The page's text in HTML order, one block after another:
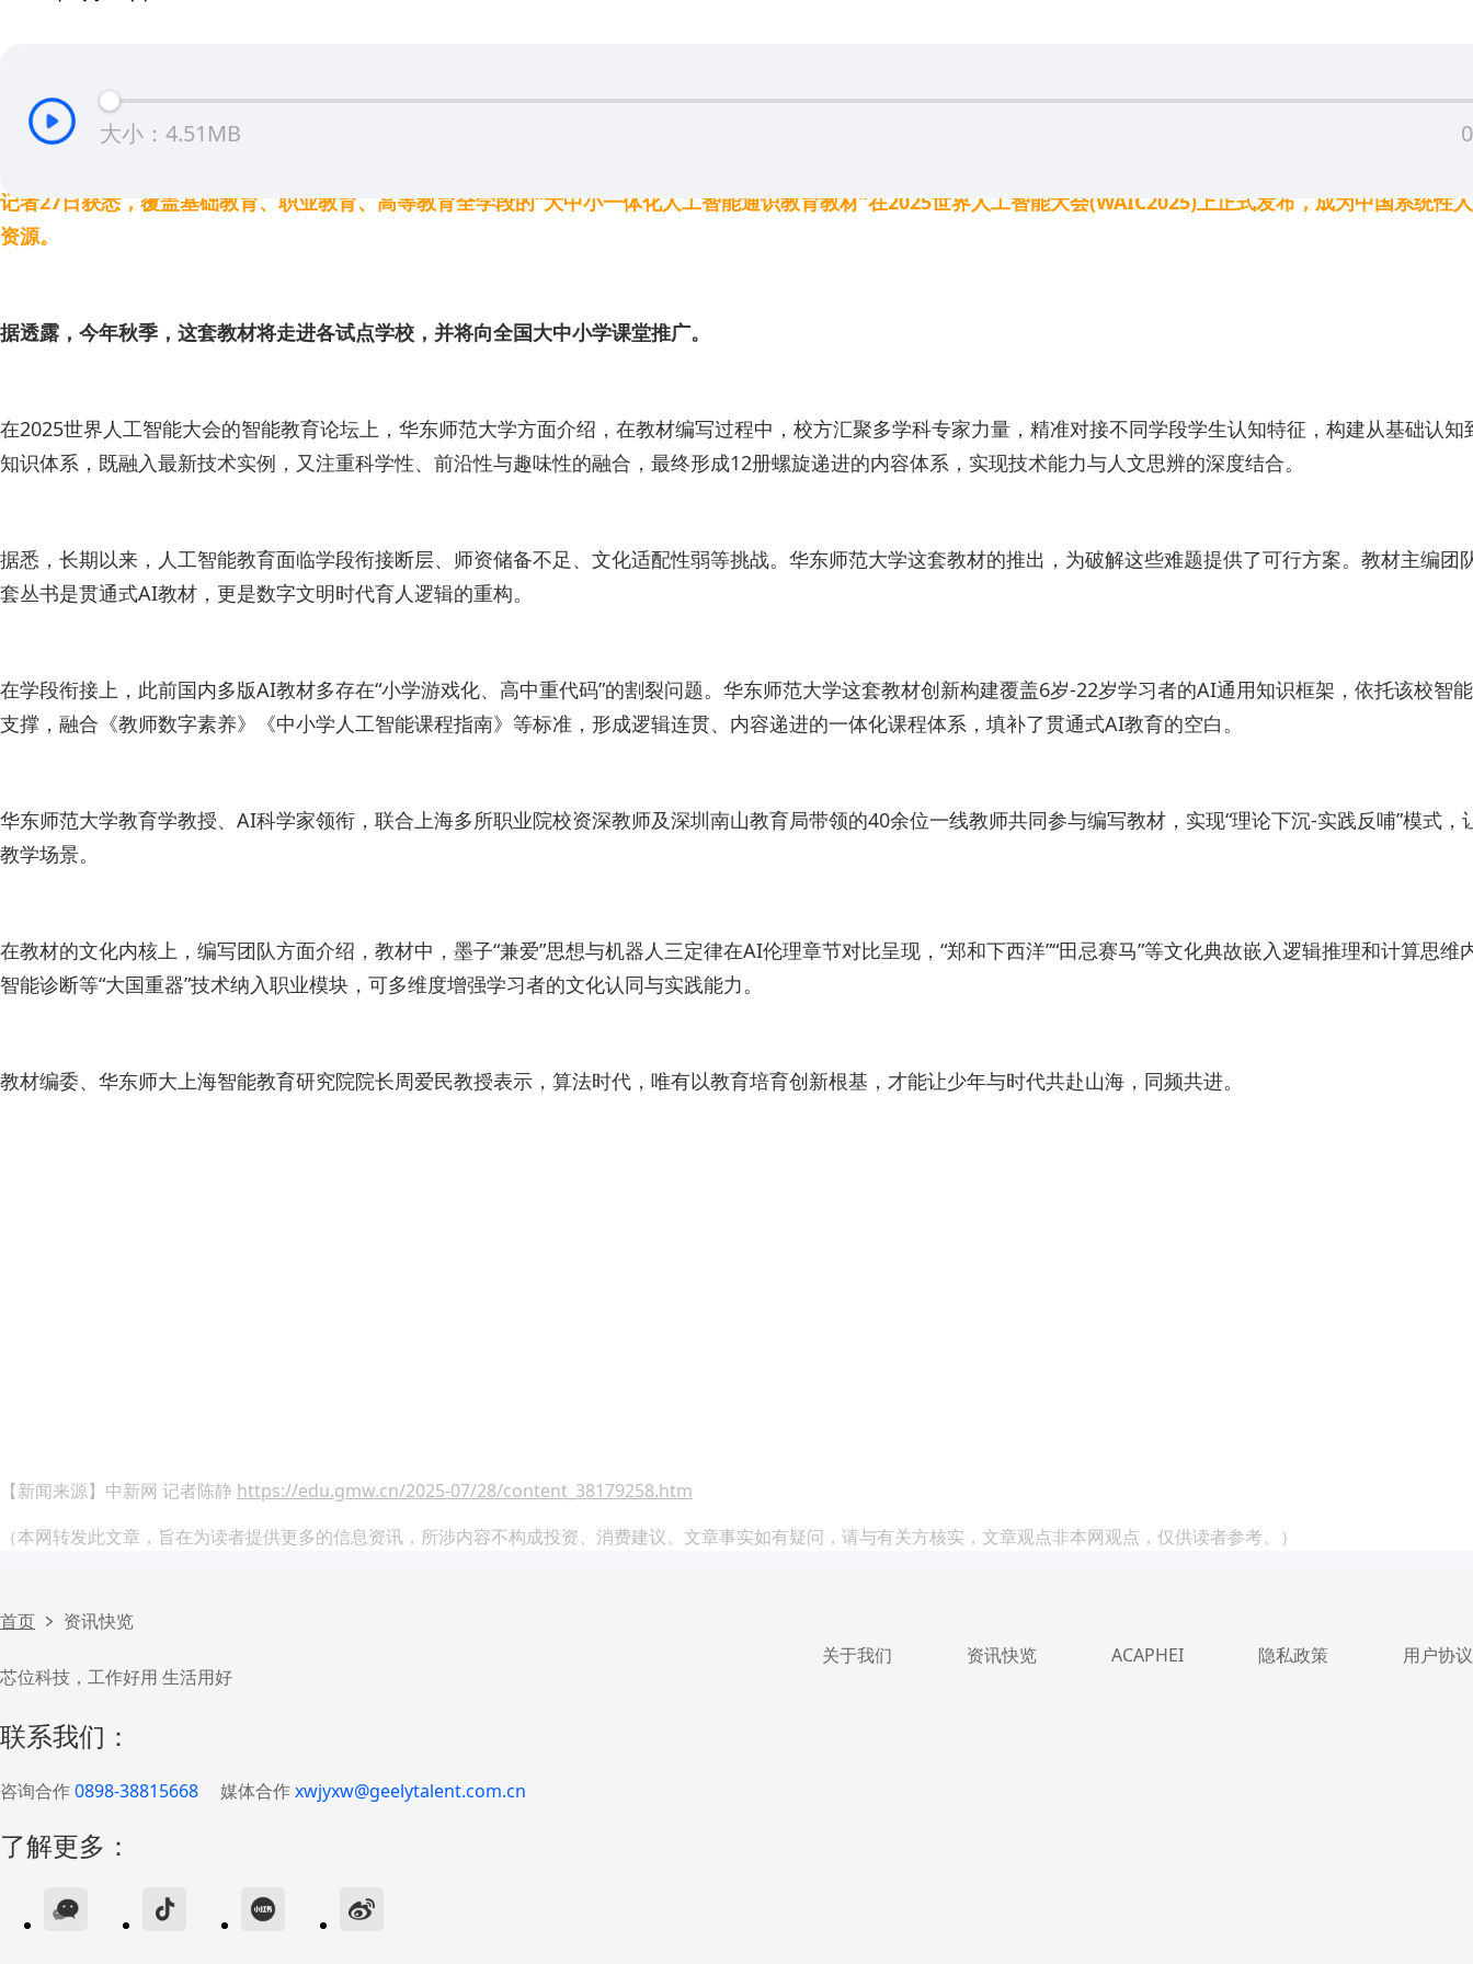
大小：4.51MB
记者27日获悉，覆盖基础教育、职业教育、高等教育全学段的“大中小一体化人工智能通识教育教材”在2025世界人工智能大会(WAIC2025)上正式发布，成为中国系统性
资源。
据透露，今年秋季，这套教材将走进各试点学校，并将向全国大中小学课堂推广。
在2025世界人工智能大会的智能教育论坛上，华东师范大学方面介绍，在教材编写过程中，校方汇聚多学科专家力量，精准对接不同学段学生认知特征，构建从基础认知
知识体系，既融入最新技术实例，又注重科学性、前沿性与趣味性的融合，最终形成12册螺旋递进的内容体系，实现技术能力与人文思辨的深度结合。
据悉，长期以来，人工智能教育面临学段衔接断层、师资储备不足、文化适配性弱等挑战。华东师范大学这套教材的推出，为破解这些难题提供了可行方案。教材主编团
套丛书是贯通式AI教材，更是数字文明时代育人逻辑的重构。
在学段衔接上，此前国内多版AI教材多存在“小学游戏化、高中重代码”的割裂问题。华东师范大学这套教材创新构建覆盖6岁-22岁学习者的AI通用知识框架，依托该校智
支撑，融合《教师数字素养》《中小学人工智能课程指南》等标准，形成逻辑连贯、内容递进的一体化课程体系，填补了贯通式AI教育的空白。
华东师范大学教育学教授、AI科学家领衔，联合上海多所职业院校资深教师及深圳南山教育局带领的40余位一线教师共同参与编写教材，实现“理论下沉-实践反哺”模式，
教学场景。
在教材的文化内核上，编写团队方面介绍，教材中，墨子“兼爱”思想与机器人三定律在AI伦理章节对比呈现，“郑和下西洋”“田忌赛马”等文化典故嵌入逻辑推理和计算思维
智能诊断等“大国重器”技术纳入职业模块，可多维度增强学习者的文化认同与实践能力。
教材编委、华东师大上海智能教育研究院院长周爱民教授表示，算法时代，唯有以教育培育创新根基，才能让少年与时代共赴山海，同频共进。
【新闻来源】中新网 记者陈静 https://edu.gmw.cn/2025-07/28/content_38179258.htm
（本网转发此文章，旨在为读者提供更多的信息资讯，所涉内容不构成投资、消费建议。文章事实如有疑问，请与有关方核实，文章观点非本网观点，仅供读者参考。）
首页 资讯快览
芯位科技，工作好用 生活用好
联系我们：
咨询合作0898-38815668 媒体合作xwjyxw@geelytalent.com.cn
了解更多：
关于我们 资讯快览 ACAPHEI 隐私政策 用户协议